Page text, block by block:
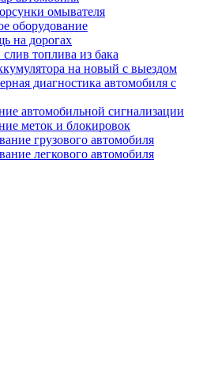
омывателя
оборудование
на дорогах
топлива из бака
на новый с выездом
диагностика автомобиля с
автомобильной сигнализации
меток и блокировок
грузового автомобиля
легкового автомобиля